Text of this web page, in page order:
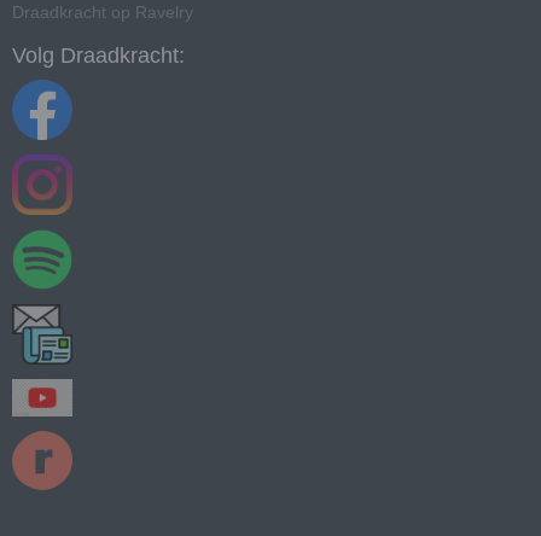
Draadkracht op Ravelry
Volg Draadkracht: